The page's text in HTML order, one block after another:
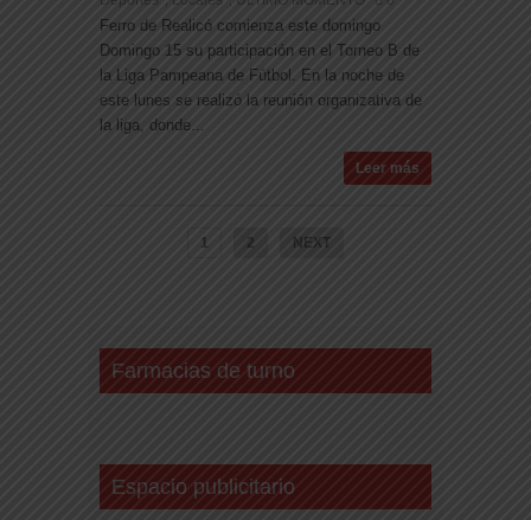
Ferro de Realicó comienza este domingo
Domingo 15 su participación en el Torneo B de
la Liga Pampeana de Fútbol. En la noche de
este lunes se realizó la reunión organizativa de
la liga, donde...
Leer más
1 2 NEXT
Farmacias de turno
Espacio publicitario